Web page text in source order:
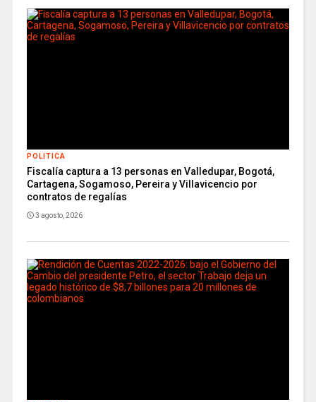
POLITICA
Fiscalía captura a 13 personas en Valledupar, Bogotá,
Cartagena, Sogamoso, Pereira y Villavicencio por
contratos de regalías
3 agosto, 2026